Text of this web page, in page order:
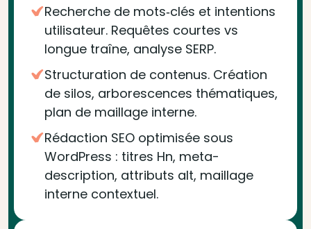
Recherche de mots‑clés et intentions
utilisateur. Requêtes courtes vs
longue traîne, analyse SERP.
Structuration de contenus. Création
de silos, arborescences thématiques,
plan de maillage interne.
Rédaction SEO optimisée sous
WordPress : titres Hn, meta-
description, attributs alt, maillage
interne contextuel.